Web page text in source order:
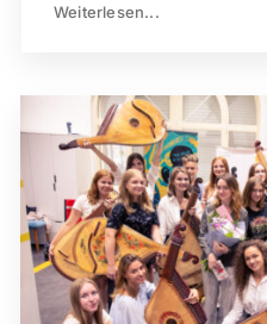
Weiterlesen...